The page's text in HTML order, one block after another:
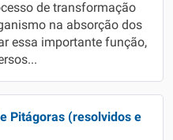
de transformação
na absorção dos
essa importante função,
Pitágoras (resolvidos e